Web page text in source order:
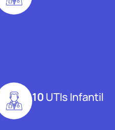
10 UTIs Infantil